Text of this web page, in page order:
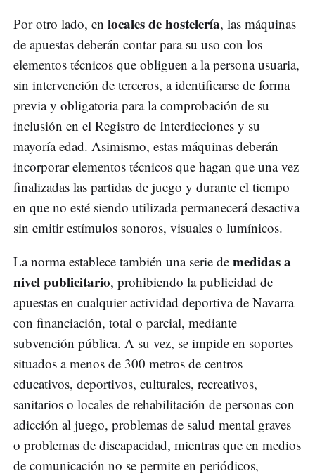
Por otro lado, en locales de hostelería, las máquinas
de apuestas deberán contar para su uso con los
elementos técnicos que obliguen a la persona usuaria,
sin intervención de terceros, a identificarse de forma
previa y obligatoria para la comprobación de su
inclusión en el Registro de Interdicciones y su
mayoría edad. Asimismo, estas máquinas deberán
incorporar elementos técnicos que hagan que una vez
finalizadas las partidas de juego y durante el tiempo
en que no esté siendo utilizada permanecerá desactiva
sin emitir estímulos sonoros, visuales o lumínicos.
La norma establece también una serie de medidas a
nivel publicitario, prohibiendo la publicidad de
apuestas en cualquier actividad deportiva de Navarra
con financiación, total o parcial, mediante
subvención pública. A su vez, se impide en soportes
situados a menos de 300 metros de centros
educativos, deportivos, culturales, recreativos,
sanitarios o locales de rehabilitación de personas con
adicción al juego, problemas de salud mental graves
o problemas de discapacidad, mientras que en medios
de comunicación no se permite en periódicos,